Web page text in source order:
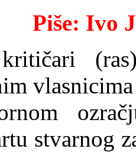
Piše: Ivo
stvarnog